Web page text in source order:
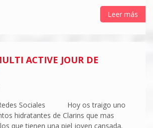
Leer más
ACTIVE JOUR DE
Sociales Hoy os traigo uno
hidratantes de Clarins que mas
que tienen una piel joven cansada.